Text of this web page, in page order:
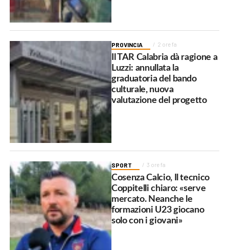
PROVINCIA 2 ore fa
Il TAR Calabria dà ragione a
Luzzi: annullata la
graduatoria del bando
culturale, nuova
valutazione del progetto
SPORT 3 ore fa
Cosenza Calcio, Il tecnico
Coppitelli chiaro: «serve
mercato. Neanche le
formazioni U23 giocano
solo con i giovani»